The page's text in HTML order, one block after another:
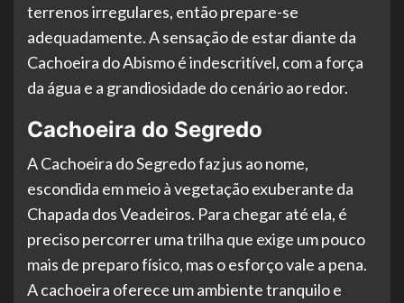
terrenos irregulares, então prepare-se
adequadamente. A sensação de estar diante da
Cachoeira do Abismo é indescritível, com a força
da água e a grandiosidade do cenário ao redor.
Cachoeira do Segredo
A Cachoeira do Segredo faz jus ao nome,
escondida em meio à vegetação exuberante da
Chapada dos Veadeiros. Para chegar até ela, é
preciso percorrer uma trilha que exige um pouco
mais de preparo físico, mas o esforço vale a pena.
A cachoeira oferece um ambiente tranquilo e